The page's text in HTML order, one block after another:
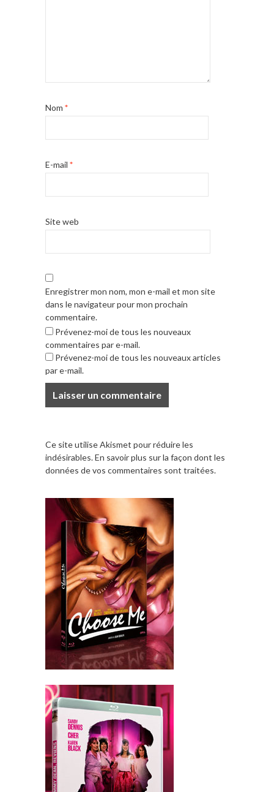
Nom *
E-mail *
Site web
Enregistrer mon nom, mon e-mail et mon site
dans le navigateur pour mon prochain
commentaire.
Prévenez-moi de tous les nouveaux
commentaires par e-mail.
Prévenez-moi de tous les nouveaux articles
par e-mail.
Ce site utilise Akismet pour réduire les
indésirables.En savoir plus sur la façon dont les
données de vos commentaires sont traitées.